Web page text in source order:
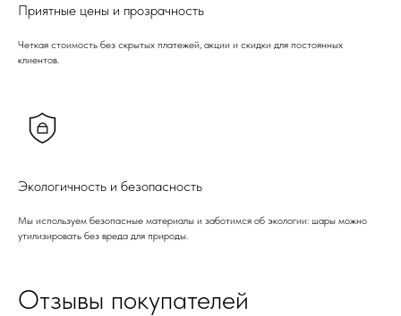
Приятные цены и прозрачность
Четкая стоимость без скрытых платежей, акции и скидки для постоянных
клиентов.
Экологичность и безопасность
Мы используем безопасные материалы и заботимся об экологии: шары можно
утилизировать без вреда для природы.
Отзывы покупателей